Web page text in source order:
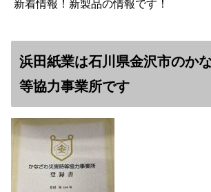
新着情報！新製品の情報です！
浜田紙業は石川県金沢市のか
等協力事業所です